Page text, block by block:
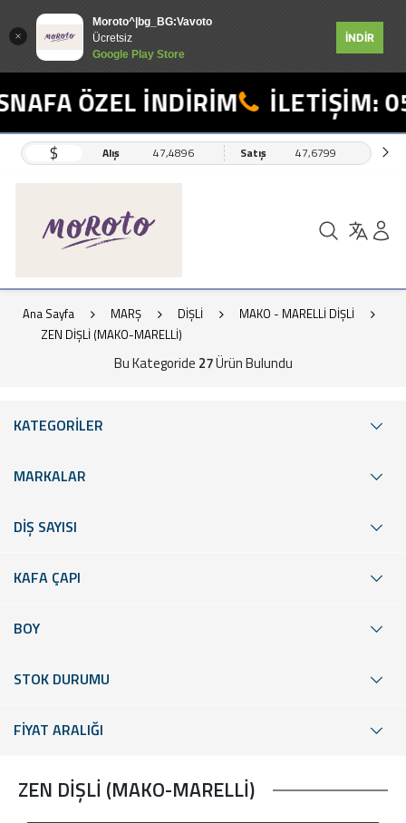
Moroto^|bg_BG:Vavoto
Ücretsiz
Google Play Store
İNDİR
ÖZEL İNDİRİM İLETİŞİM:
$ Alış 47,4896 Satış 47,6799
Ana Sayfa MARŞ DİŞLİ
MAKO - MARELLİ DİŞLİ
ZEN DİŞLİ (MAKO-MARELLİ)
Bu Kategoride 27Ürün Bulundu
KATEGORİLER
MARKALAR
DİŞ SAYISI
KAFA ÇAPI
BOY
STOK DURUMU
FİYAT ARALIĞI
ZEN DİŞLİ (MAKO-MARELLİ)